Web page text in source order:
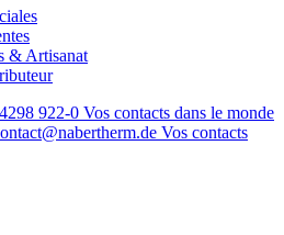
& Artisanat
922-0 Vos contacts dans le monde
Vos contacts